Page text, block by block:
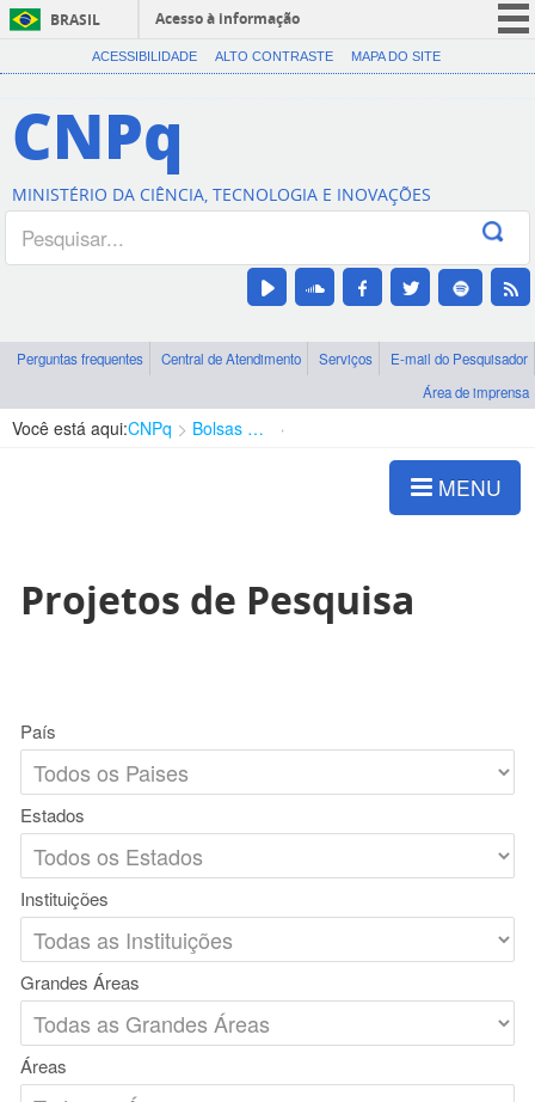
BRASIL
Acesso à informação
CORONAVÍRUS (COVID-19)
Canais
ACESSIBILIDADE ALTO CONTRASTE MAPA DO SITE
CNPq
MINISTÉRIO DA CIÊNCIA, TECNOLOGIA E INOVAÇÕES
Perguntas frequentes Central de Atendimento Serviços
E-mail do Pesquisador
Área de imprensa
Você está aqui:CNPq Bolsas e Auxílios Vigentes
MENU
Projetos de Pesquisa
País
Estados
Instituições
Grandes Áreas
Áreas